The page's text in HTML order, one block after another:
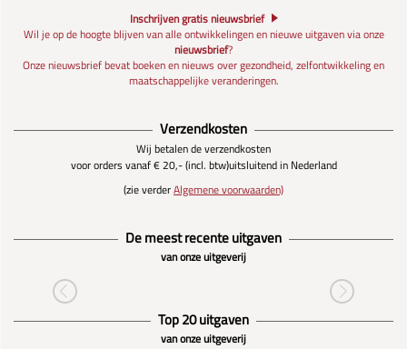
Inschrijven gratis nieuwsbrief
Wil je op de hoogte blijven van alle ontwikkelingen en nieuwe uitgaven via onze
nieuwsbrief?
Onze nieuwsbrief bevat boeken en nieuws over gezondheid, zelfontwikkeling en
maatschappelijke veranderingen.
Verzendkosten
Wij betalen de verzendkosten
voor orders vanaf € 20,- (incl. btw)uitsluitend in Nederland
(zie verderAlgemene voorwaarden)
De meest recente uitgaven
van onze uitgeverij
Top 20 uitgaven
van onze uitgeverij